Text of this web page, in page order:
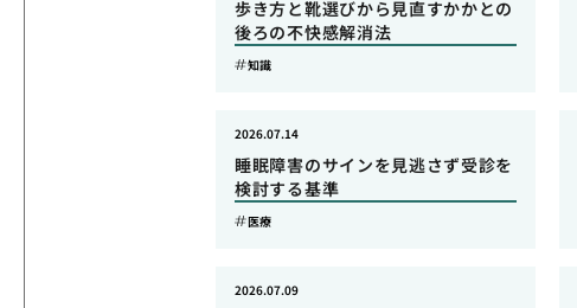
歩き方と靴選びから見直すかかとの
後ろの不快感解消法
知識
睡眠障害のサインを見逃さず受診を
検討する基準
2026.07.14
医療
2026.07.09